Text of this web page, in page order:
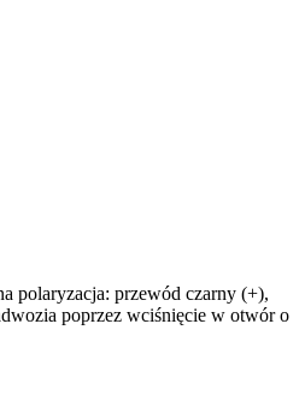
polaryzacja: przewód czarny (+),
poprzez wciśnięcie w otwór o